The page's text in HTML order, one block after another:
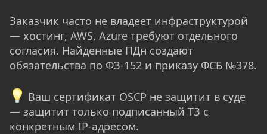
Заказчик часто не владеет инфраструктурой
— хостинг, AWS, Azure требуют отдельного
согласия. Найденные ПДн создают
обязательства по ФЗ-152 и приказу ФСБ №378.
Ваш сертификат OSCP не защитит в суде
— защитит только подписанный ТЗ с
конкретным IP-адресом.